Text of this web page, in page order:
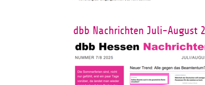
dbb Nachrichten Juli-August